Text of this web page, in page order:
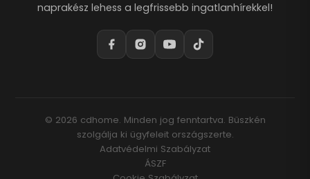
naprakész lehess a legfrissebb ingatlanhírekkel!
© 2026 cdhome. Minden jog fenntartva. Büszkén
szolgálja ki ügyfeleit országszerte.
Adatvédelmi Szabályzat
ÁSZF